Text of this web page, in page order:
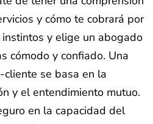
y cómo te cobrará por
y elige un abogado
cómodo y confiado. Una
se basa en la
y el entendimiento mutuo.
en la capacidad del